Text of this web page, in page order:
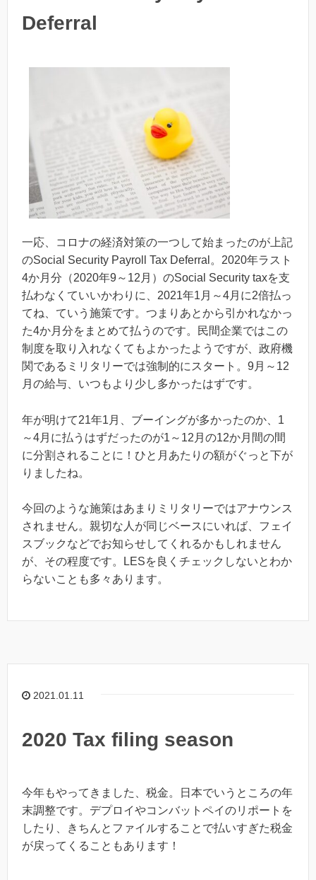
Deferral
一応、コロナの経済対策の一つして始まったのが上記
のSocial Security Payroll Tax Deferral。2020年ラスト
4か月分（2020年9～12月）のSocial Security taxを支
払わなくていいかわりに、2021年1月～4月に2倍払っ
てね、ていう施策です。つまりあとから引かれなかっ
た4か月分をまとめて払うのです。民間企業ではこの
制度を取り入れなくてもよかったようですが、政府機
関であるミリタリーでは強制的にスタート。9月～12
月の給与、いつもより少し多かったはずです。
年が明けて21年1月、ブーイングが多かったのか、1
～4月に払うはずだったのが1～12月の12か月間の間
に分割されることに！ひと月あたりの額がぐっと下が
りましたね。
今回のような施策はあまりミリタリーではアナウンス
されません。親切な人が同じベースにいれば、フェイ
スブックなどでお知らせしてくれるかもしれません
が、その程度です。LESを良くチェックしないとわか
らないことも多々あります。
2021.01.11
2020 Tax filing season
今年もやってきました、税金。日本でいうところの年
末調整です。デプロイやコンバットペイのリポートを
したり、きちんとファイルすることで払いすぎた税金
が戻ってくることもあります！